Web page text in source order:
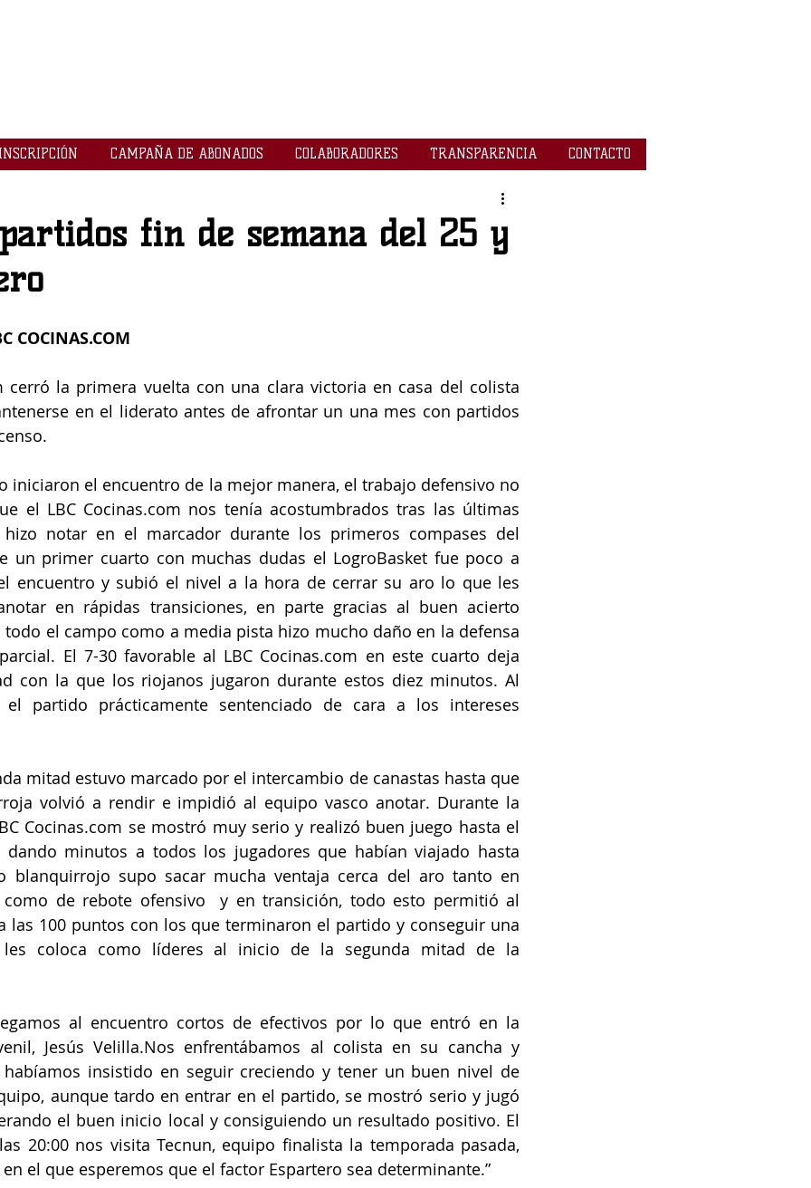
INSCRIPCIÓN CAMPAÑA DE ABONADOS COLABORADORES TRANSPARENCIA CONTACTO
fin de semana del 25 y
COCINAS.COM
cerró la primera vuelta con una clara victoria en casa del colista
en el liderato antes de afrontar un una mes con partidos
iniciaron el encuentro de la mejor manera, el trabajo defensivo no
el LBC Cocinas.com nos tenía acostumbrados tras las últimas
notar en el marcador durante los primeros compases del
un primer cuarto con muchas dudas el LogroBasket fue poco a
encuentro y subió el nivel a la hora de cerrar su aro lo que les
en rápidas transiciones, en parte gracias al buen acierto
el campo como a media pista hizo mucho daño en la defensa
El 7-30 favorable al LBC Cocinas.com en este cuarto deja
con la que los riojanos jugaron durante estos diez minutos. Al
el partido prácticamente sentenciado de cara a los intereses
mitad estuvo marcado por el intercambio de canastas hasta que
volvió a rendir e impidió al equipo vasco anotar. Durante la
Cocinas.com se mostró muy serio y realizó buen juego hasta el
minutos a todos los jugadores que habían viajado hasta
blanquirrojo supo sacar mucha ventaja cerca del aro tanto en
como de rebote ofensivo  y en transición, todo esto permitió al
las 100 puntos con los que terminaron el partido y conseguir una
coloca como líderes al inicio de la segunda mitad de la
al encuentro cortos de efectivos por lo que entró en la
Jesús Velilla.Nos enfrentábamos al colista en su cancha y
insistido en seguir creciendo y tener un buen nivel de
aunque tardo en entrar en el partido, se mostró serio y jugó
el buen inicio local y consiguiendo un resultado positivo. El
20:00 nos visita Tecnun, equipo finalista la temporada pasada,
el que esperemos que el factor Espartero sea determinante.”